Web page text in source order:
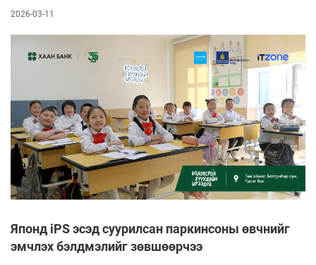
2026-03-11
Японд iPS эсэд суурилсан паркинсоны өвчнийг
эмчлэх бэлдмэлийг зөвшөөрчээ